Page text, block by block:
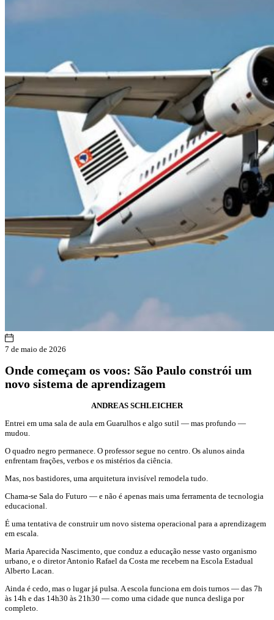
7 de maio de 2026
Onde começam os voos: São Paulo constrói um
novo sistema de aprendizagem
ANDREAS SCHLEICHER
Entrei em uma sala de aula em Guarulhos e algo sutil — mas profundo —
mudou.
O quadro negro permanece. O professor segue no centro. Os alunos ainda
enfrentam frações, verbos e os mistérios da ciência.
Mas, nos bastidores, uma arquitetura invisível remodela tudo.
Chama-se Sala do Futuro — e não é apenas mais uma ferramenta de tecnologia
educacional.
É uma tentativa de construir um novo sistema operacional para a aprendizagem
em escala.
Maria Aparecida Nascimento, que conduz a educação nesse vasto organismo
urbano, e o diretor Antonio Rafael da Costa me recebem na Escola Estadual
Alberto Lacan.
Ainda é cedo, mas o lugar já pulsa. A escola funciona em dois turnos — das 7h
às 14h e das 14h30 às 21h30 — como uma cidade que nunca desliga por
completo.